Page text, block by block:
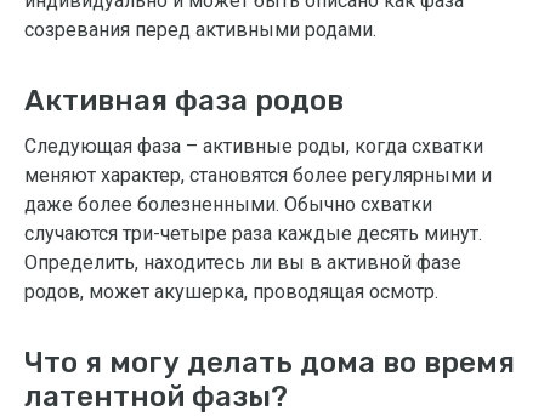
созревания перед активными родами.
Активная фаза родов
Следующая фаза – активные роды, когда схватки
меняют характер, становятся более регулярными и
даже более болезненными. Обычно схватки
случаются три-четыре раза каждые десять минут.
Определить, находитесь ли вы в активной фазе
родов, может акушерка, проводящая осмотр.
Что я могу делать дома во время
латентной фазы?